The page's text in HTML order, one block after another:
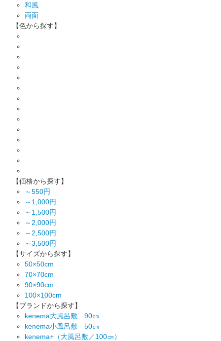
和風
両面
【色から探す】
【価格から探す】
～550円
～1,000円
～1,500円
～2,000円
～2,500円
～3,500円
【サイズから探す】
50×50cm
70×70cm
90×90cm
100×100cm
【ブランドから探す】
kenema大風呂敷 90㎝
kenema小風呂敷 50㎝
kenema+（大風呂敷／100㎝）